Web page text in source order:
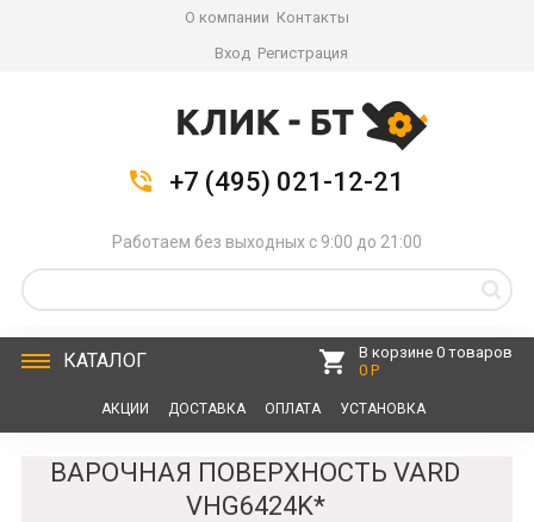
О компании Контакты
Вход Регистрация
+7 (495) 021-12-21
Работаем без выходных с 9:00 до 21:00
КАТАЛОГ
В корзине 0 товаров
0 Р
АКЦИИ ДОСТАВКА ОПЛАТА УСТАНОВКА
ВАРОЧНАЯ ПОВЕРХНОСТЬ VARD
VHG6424K*